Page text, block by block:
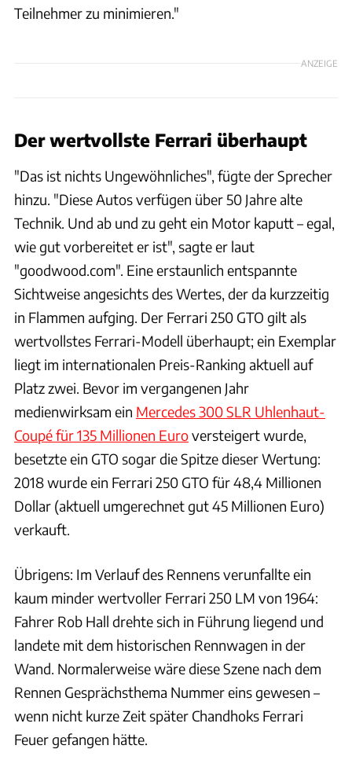
Teilnehmer zu minimieren."
ANZEIGE
Der wertvollste Ferrari überhaupt
"Das ist nichts Ungewöhnliches", fügte der Sprecher
hinzu. "Diese Autos verfügen über 50 Jahre alte
Technik. Und ab und zu geht ein Motor kaputt – egal,
wie gut vorbereitet er ist", sagte er laut
"goodwood.com". Eine erstaunlich entspannte
Sichtweise angesichts des Wertes, der da kurzzeitig
in Flammen aufging. Der Ferrari 250 GTO gilt als
wertvollstes Ferrari-Modell überhaupt; ein Exemplar
liegt im internationalen Preis-Ranking aktuell auf
Platz zwei. Bevor im vergangenen Jahr
medienwirksam ein Mercedes 300 SLR Uhlenhaut-
Coupé für 135 Millionen Euroversteigert wurde,
besetzte ein GTO sogar die Spitze dieser Wertung:
2018 wurde ein Ferrari 250 GTO für 48,4 Millionen
Dollar (aktuell umgerechnet gut 45 Millionen Euro)
verkauft.
Übrigens: Im Verlauf des Rennens verunfallte ein
kaum minder wertvoller Ferrari 250 LM von 1964:
Fahrer Rob Hall drehte sich in Führung liegend und
landete mit dem historischen Rennwagen in der
Wand. Normalerweise wäre diese Szene nach dem
Rennen Gesprächsthema Nummer eins gewesen –
wenn nicht kurze Zeit später Chandhoks Ferrari
Feuer gefangen hätte.